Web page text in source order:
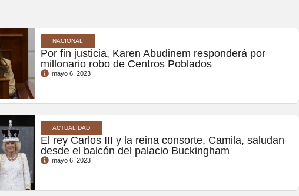
NACIONAL
Por fin justicia, Karen Abudinem responderá por
millonario robo de Centros Poblados
mayo 6, 2023
ACTUALIDAD
El rey Carlos III y la reina consorte, Camila, saludan
desde el balcón del palacio Buckingham
mayo 6, 2023